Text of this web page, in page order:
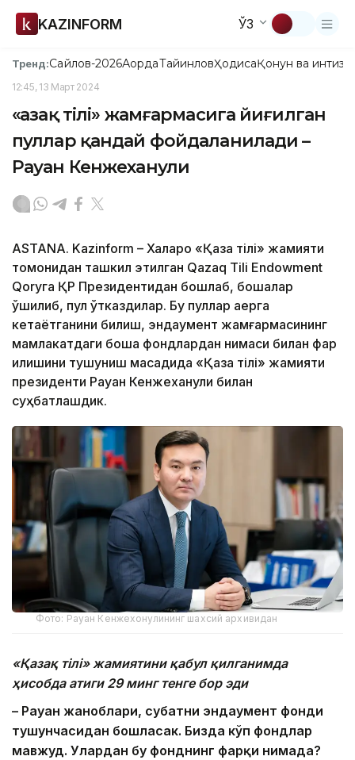
KAZINFORM ЎЗ
Тренд:Сайлов-2026АқордаТайинловҲодисаҚонун ва
12:45, 13 Март 2024
«Қазақ тілі» жамғармасига йиғилган
пуллар қандай фойдаланилади –
Рауан Кенжеханули
ASTANA. Kazinform – Халқаро «Қазақ тілі» жамияти
томонидан ташкил этилган Qazaq Tili Endowment
Qoryга ҚР Президентидан бошлаб, бошқалар
қўшилиб, пул ўтказдилар. Бу пуллар қаерга
кетаётганини билиш, эндаумент жамғармасининг
мамлакатдаги бошқа фондлардан нимаси билан фарқ
қилишини тушуниш мақсадида «Қазақ тілі» жамияти
президенти Рауан Кенжеханули билан
суҳбатлашдик.
Фото: Рауан Кенжехонулининг шахсий архивидан
«Қазақ тілі» жамиятини қабул қилганимда
ҳисобда атиги 29 минг тенге бор эди
– Рауан жаноблари, суҳбатни эндаумент фонди
тушунчасидан бошласак. Бизда кўп фондлар
мавжуд. Улардан бу фонднинг фарқи нимада?